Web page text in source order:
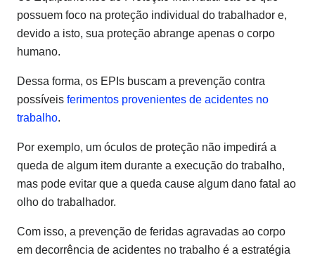
possuem foco na proteção individual do trabalhador e,
devido a isto, sua proteção abrange apenas o corpo
humano.
Dessa forma, os EPIs buscam a prevenção contra
possíveis ferimentos provenientes de acidentes no
trabalho.
Por exemplo, um óculos de proteção não impedirá a
queda de algum item durante a execução do trabalho,
mas pode evitar que a queda cause algum dano fatal ao
olho do trabalhador.
Com isso, a prevenção de feridas agravadas ao corpo
em decorrência de acidentes no trabalho é a estratégia